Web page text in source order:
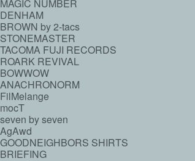
MAGIC NUMBER
DENHAM
BROWN by 2-tacs
STONEMASTER
TACOMA FUJI RECORDS
ROARK REVIVAL
BOWWOW
ANACHRONORM
FilMelange
mocT
seven by seven
AgAwd
GOODNEIGHBORS SHIRTS
BRIEFING